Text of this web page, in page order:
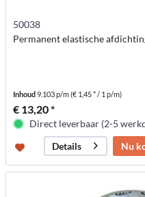
50038
Permanent elastische
Inhoud9.103 p/m(€ 1,45 * / 1 p/m)
€ 13,20 *
Direct leverbaar (2-5
Details
Nu